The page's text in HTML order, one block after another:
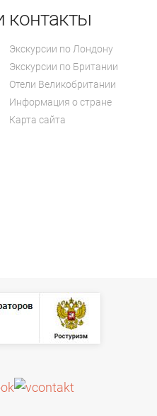
контакты
Экскурсии по Лондону
Экскурсии по Британии
Отели Великобритании
Информация о стране
Карта сайта